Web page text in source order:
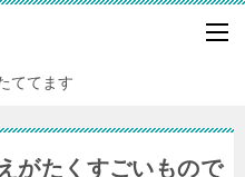
ててます
がたくすごいもので